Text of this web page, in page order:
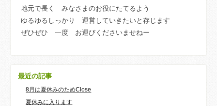
地元で長く みなさまのお役にたてるよう
ゆるゆるしっかり 運営していきたいと存じます
ぜひぜひ 一度 お運びくださいませねー
最近の記事
8月は夏休みのためClose
夏休みに入ります